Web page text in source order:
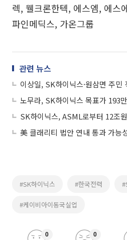
렉, 웰크론한텍, 에스엠, 에스
파인메딕스, 가온그룹
관련 뉴스
이상일, SK하이닉스·원삼면 주민
SK하이닉스, ASML로부터 12조
#SK하이닉스 #한국전력
#케이비아이동국실업
0 0